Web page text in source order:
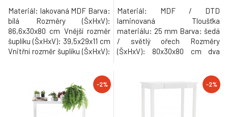
Materiál: lakovaná MDF Barva:
bílá Rozměry (ŠxHxV):
86,6x30x80 cm Vnější rozměr
šuplíku (ŠxHxV): 39,5x29x11 cm
Vnitřní rozměr šuplíku (ŠxHxV):
konstrukce: 15 mm Výška mezi
policemi: 27,5 cm Výška od
země po vrch spodní poličky:
10 cm Výška od země po spodní
Materiál: MDF / DTD
laminovaná Tloušťka
materiálu: 25 mm Barva: šedá
/ světlý ořech Rozměry
(ŠxHxV): 80x30x80 cm dva
demontu. Hmotnost: 18kg
-2% -2%